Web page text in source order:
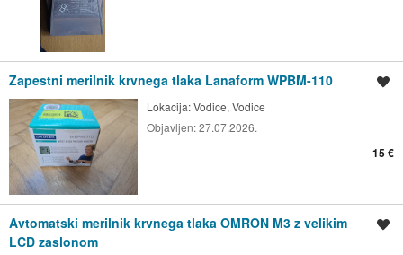
Zapestni merilnik krvnega tlaka Lanaform WPBM-110
Lokacija:Vodice, Vodice
Objavljen:27.07.2026.
15 €
Avtomatski merilnik krvnega tlaka OMRON M3 z velikim
LCD zaslonom